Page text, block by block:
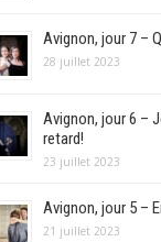
Avignon, jour 7 –
28 juillet 2023
Avignon, jour 6 –
retard!
23 juillet 2023
Avignon, jour 5 –
21 juillet 2023